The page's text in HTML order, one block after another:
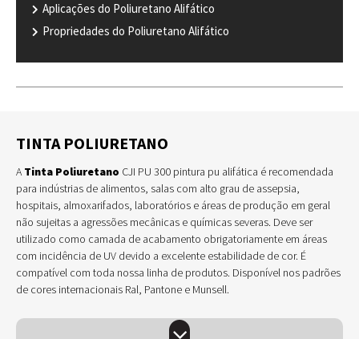
Aplicações do Poliuretano Alifático
Propriedades do Poliuretano Alifático
TINTA POLIURETANO
A Tinta Poliuretano CJI PU 300 pintura pu alifática é recomendada
para indústrias de alimentos, salas com alto grau de assepsia,
hospitais, almoxarifados, laboratórios e áreas de produção em geral
não sujeitas a agressões mecânicas e químicas severas. Deve ser
utilizado como camada de acabamento obrigatoriamente em áreas
com incidência de UV devido a excelente estabilidade de cor. É
compatível com toda nossa linha de produtos. Disponível nos padrões
de cores internacionais Ral, Pantone e Munsell.